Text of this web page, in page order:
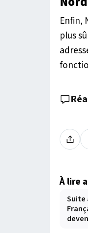
Enfin,
plus
À lire
Suite